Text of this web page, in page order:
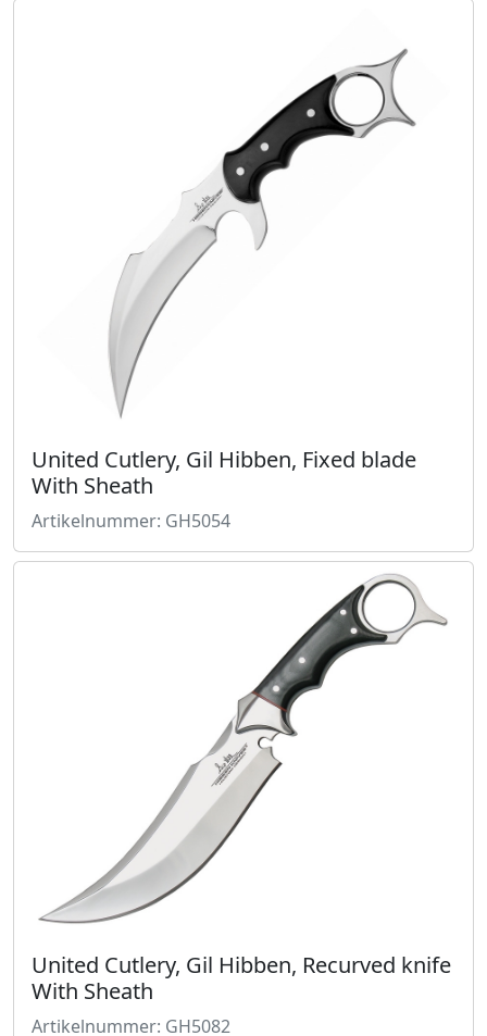
United Cutlery, Gil Hibben, Fixed blade
With Sheath
Artikelnummer: GH5054
United Cutlery, Gil Hibben, Recurved knife
With Sheath
Artikelnummer: GH5082